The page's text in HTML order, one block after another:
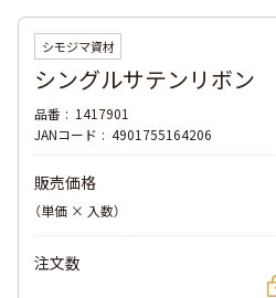
シモジマ資材
シングルサテンリボ
品番
1417901
JANコード
4901755164206
販売価格
（単価 × 入数）
注文数